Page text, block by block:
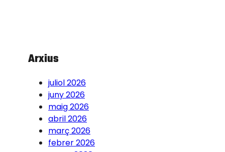
Arxius
juliol 2026
juny 2026
maig 2026
abril 2026
març 2026
febrer 2026